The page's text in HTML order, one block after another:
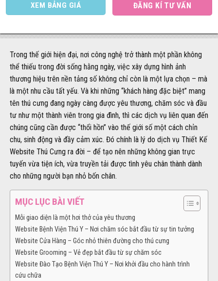
XEM BẢNG GIÁ ĐĂNG KÍ TƯ VẤN
Trong thế giới hiện đại, nơi công nghệ trở thành một phần không
thể thiếu trong đời sống hằng ngày, việc xây dựng hình ảnh
thương hiệu trên nền tảng số không chỉ còn là một lựa chọn – mà
là một nhu cầu tất yếu. Và khi những “khách hàng đặc biệt” mang
tên thú cưng đang ngày càng được yêu thương, chăm sóc và đầu
tư như một thành viên trong gia đình, thì các dịch vụ liên quan đến
chúng cũng cần được “thổi hồn” vào thế giới số một cách chỉn
chu, sinh động và đầy cảm xúc. Đó chính là lý do dịch vụ Thiết Kế
Website Thú Cưng ra đời – để tạo nên những không gian trực
tuyến vừa tiện ích, vừa truyền tải được tình yêu chân thành dành
cho những người bạn nhỏ bốn chân.
MỤC LỤC BÀI VIẾT
Mỗi giao diện là một hơi thở của yêu thương
Website Bệnh Viện Thú Y – Nơi chăm sóc bắt đầu từ sự tin tưởng
Website Cửa Hàng – Góc nhỏ thiên đường cho thú cưng
Website Grooming – Vẻ đẹp bắt đầu từ sự chăm sóc
Website Đào Tạo Bệnh Viện Thú Y – Nơi khởi đầu cho hành trình
cứu chữa